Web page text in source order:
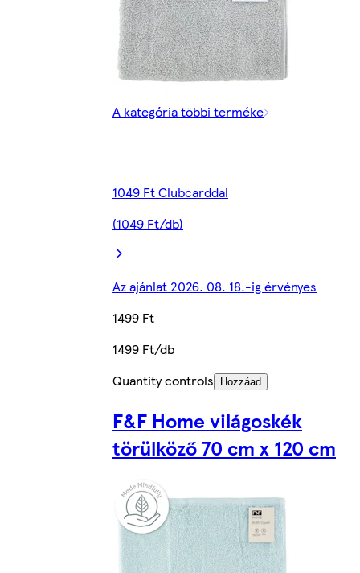
A kategória többi terméke
1049 Ft Clubcarddal
(1049 Ft/db)
Az ajánlat 2026. 08. 18.-ig érvényes
1499 Ft
1499 Ft/db
Quantity controls
Hozzáad
F&F Home világoskék
törülköző 70 cm x 120 cm